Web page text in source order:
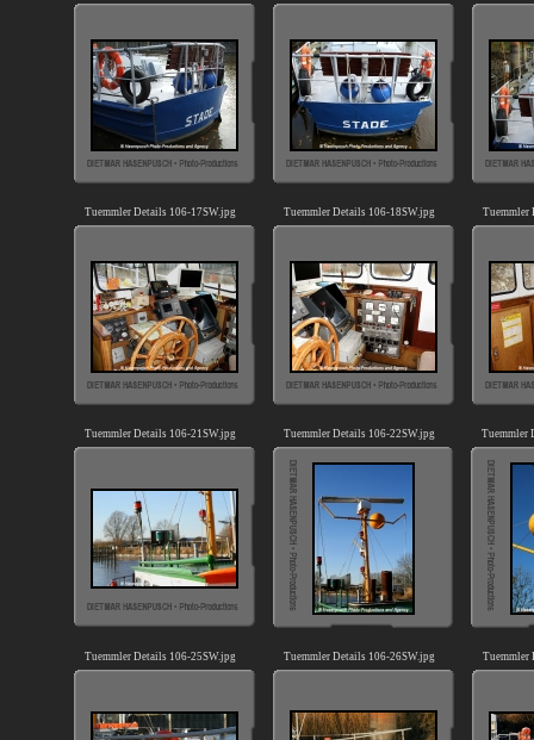
Tuemmler Details 106-17SW.jpg Tuemmler Details 106-18SW.jpg Tuemmler
Tuemmler Details 106-21SW.jpg Tuemmler Details 106-22SW.jpg Tuemmler
Tuemmler Details 106-25SW.jpg Tuemmler Details 106-26SW.jpg Tuemmler